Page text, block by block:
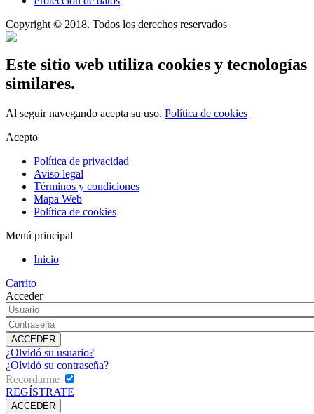
Copyright © 2018. Todos los derechos reservados
Este sitio web utiliza cookies y tecnologías
similares.
Al seguir navegando acepta su uso. Política de cookies
Acepto
Política de privacidad
Aviso legal
Términos y condiciones
Mapa Web
Política de cookies
Menú principal
Inicio
Carrito
Acceder
¿Olvidó su usuario?
¿Olvidó su contraseña?
Recordarme
REGÍSTRATE